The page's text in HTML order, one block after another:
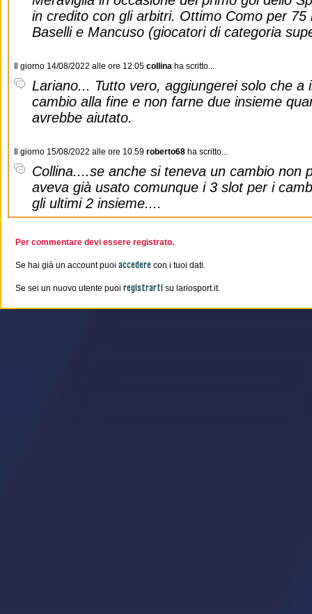
in credito con gli arbitri. Ottimo Como per
Baselli e Mancuso (giocatori di categoria
Il giorno 14/08/2022 alle ore 12.05 collina ha scritto...
Lariano... Tutto vero, aggiungerei solo che a
cambio alla fine e non farne due insieme
avrebbe aiutato.
Il giorno 15/08/2022 alle ore 10.59 roberto68 ha scritto...
Collina....se anche si teneva un cambio non
aveva già usato comunque i 3 slot per i
gli ultimi 2 insieme....
Per commentare devi essere registrato.
Se hai già un account puoi accedere con i tuoi dati.
Se sei un nuovo utente puoi registrarti su lariosport.it.